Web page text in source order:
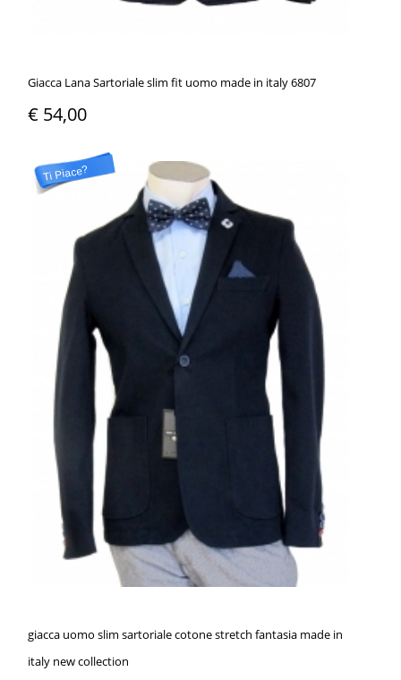
Giacca Lana Sartoriale slim fit uomo made in italy 6807
€ 54,00
Ti Piace?
giacca uomo slim sartoriale cotone stretch fantasia made in
italy new collection